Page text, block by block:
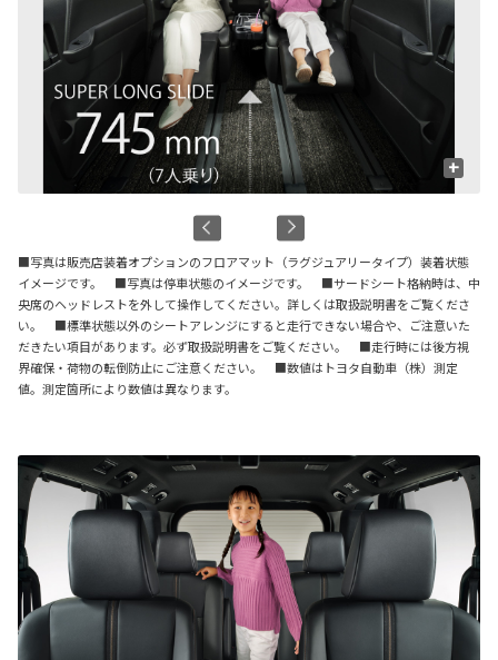
+
■写真は販売店装着オプションのフロアマット（ラグジュアリータイプ）装着状態
イメージです。 ■写真は停車状態のイメージです。 ■サードシート格納時は、中
央席のヘッドレストを外して操作してください。詳しくは取扱説明書をご覧くださ
い。 ■標準状態以外のシートアレンジにすると走行できない場合や、ご注意いた
だきたい項目があります。必ず取扱説明書をご覧ください。 ■走行時には後方視
界確保・荷物の転倒防止にご注意ください。 ■数値はトヨタ自動車（株）測定
値。測定箇所により数値は異なります。